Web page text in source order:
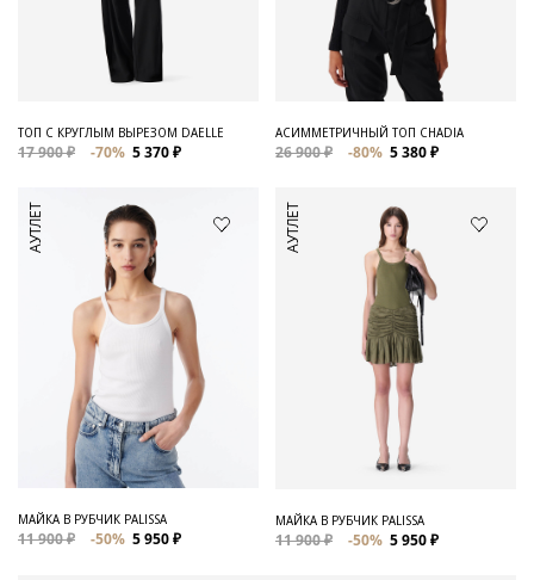
ТОП С КРУГЛЫМ ВЫРЕЗОМ DAELLE
17 900 ₽ -70% 5 370 ₽
АСИММЕТРИЧНЫЙ ТОП CHADIA
26 900 ₽ -80% 5 380 ₽
АУТЛЕТ
МАЙКА В РУБЧИК PALISSA
11 900 ₽ -50% 5 950 ₽
АУТЛЕТ
МАЙКА В РУБЧИК PALISSA
11 900 ₽ -50% 5 950 ₽